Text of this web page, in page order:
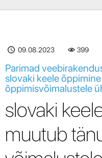
09.08.2023 399
Parimad
slovaki keele
õppimisvõimalustele
slovaki
muutub